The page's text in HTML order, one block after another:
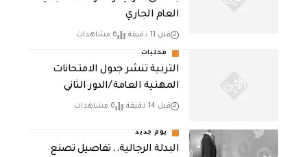
العام الجاري
قبل 11 دقيقة 6 مشاهدات
محليات
التربية تنشر جدول الامتحانات
المهنية العامة /الدور الثاني
قبل 14 دقيقة 6 مشاهدات
يوم جديد
البدلة الرجالية.. تفاصيل تصنع